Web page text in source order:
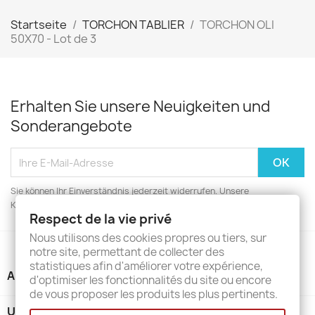
Startseite TORCHON TABLIER
TORCHON OLI
50X70 - Lot de 3
Erhalten Sie unsere Neuigkeiten und
Sonderangebote
Sie können Ihr Einverständnis jederzeit widerrufen. Unsere
Kontaktinformationen finden Sie u. a. in der Datenschutzerklärung.
ARTIKEL
UNTERNEHMEN
Respect de la vie privé
Nous utilisons des cookies propres ou tiers, sur
notre site, permettant de collecter des
statistiques afin d'améliorer votre expérience,
d'optimiser les fonctionnalités du site ou encore
de vous proposer les produits les plus pertinents.